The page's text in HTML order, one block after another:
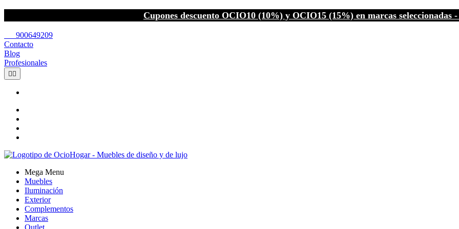
Cupones descuento OCIO10 (10%) y OCIO15 (15%) en marcas seleccionadas
900649209
Contacto
Blog
Profesionales
 
Mega Menu
Muebles
Iluminación
Exterior
Complementos
Marcas
Outlet